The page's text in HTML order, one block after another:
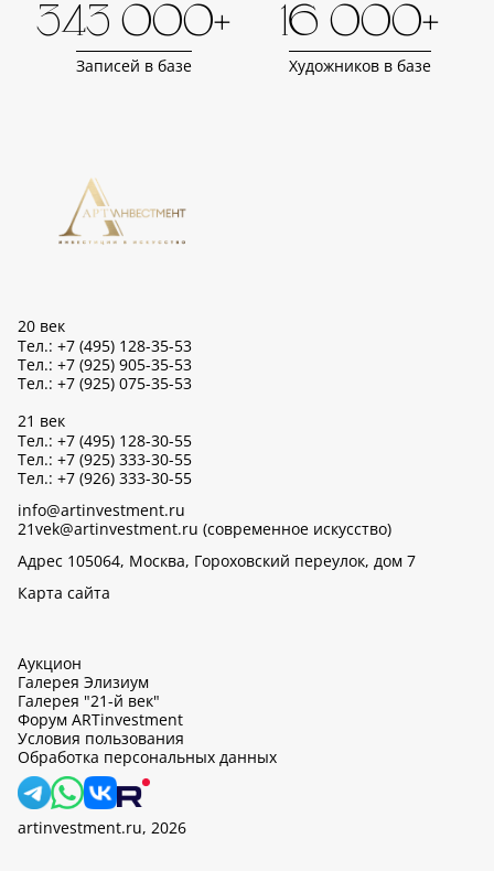
343 000+
Записей в базе
16 000+
Художников в базе
20 век
Тел.: +7 (495) 128-35-53
Тел.: +7 (925) 905-35-53
Тел.: +7 (925) 075-35-53
21 век
Тел.: +7 (495) 128-30-55
Тел.: +7 (925) 333-30-55
Тел.: +7 (926) 333-30-55
info@artinvestment.ru
21vek@artinvestment.ru (современное искусство)
Адрес 105064, Москва, Гороховский переулок, дом 7
Карта сайта
Аукцион
Галерея Элизиум
Галерея "21-й век"
Форум ARTinvestment
Условия пользования
Обработка персональных данных
artinvestment.ru, 2026